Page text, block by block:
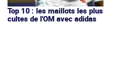
Top 10 : les maillots les plus
cultes de l'OM avec adidas